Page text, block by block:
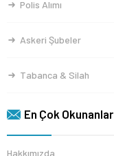
Polis Alımı
Askeri Şubeler
Tabanca & Silah
En Çok Okunanlar
Hakkımızda